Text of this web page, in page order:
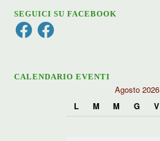
SEGUICI SU FACEBOOK
FacebookFacebook
CALENDARIO EVENTI
Agosto 2026
L
M M G V